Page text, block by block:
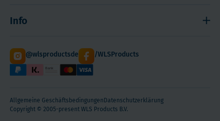
Sitemap
Cookies
Info
Staffelrabatt
Paketdienst DHL
Über WLS Products und Melanie
@wlsproductsde /WLSProducts
Allgemeine Geschäftsbedingungen Datenschutzerklärung
Copyright © 2005-present WLS Products B.V.